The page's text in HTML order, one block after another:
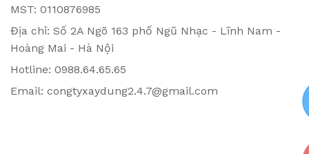
MST: 0110876985
Địa chỉ: Số 2A Ngõ 163 phố Ngũ Nhạc - Lĩnh Nam -
Hoàng Mai - Hà Nội
Hotline: 0988.64.65.65
Email: congtyxaydung2.4.7@gmail.com